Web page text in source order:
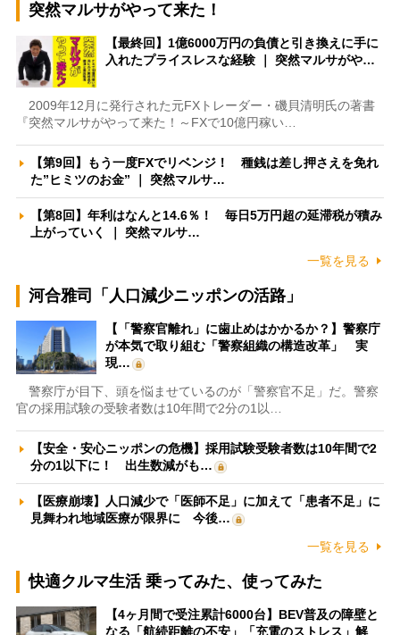
突然マルサがやって来た！
【最終回】1億6000万円の負債と引き換えに手に
入れたプライスレスな経験 ｜ 突然マルサがや…
2009年12月に発行された元FXトレーダー・磯貝清明氏の著書
『突然マルサがやって来た！～FXで10億円稼い…
【第9回】もう一度FXでリベンジ！ 種銭は差し押さえを免れ
た”ヒミツのお金” ｜ 突然マルサ…
【第8回】年利はなんと14.6％！ 毎日5万円超の延滞税が積み
上がっていく ｜ 突然マルサ…
一覧を見る
河合雅司「人口減少ニッポンの活路」
【「警察官離れ」に歯止めはかかるか？】警察庁
が本気で取り組む「警察組織の構造改革」 実
現…
警察庁が目下、頭を悩ませているのが「警察官不足」だ。警察
官の採用試験の受験者数は10年間で2分の1以…
【安全・安心ニッポンの危機】採用試験受験者数は10年間で2
分の1以下に！ 出生数減がも…
【医療崩壊】人口減少で「医師不足」に加えて「患者不足」に
見舞われ地域医療が限界に 今後…
一覧を見る
快適クルマ生活 乗ってみた、使ってみた
【4ヶ月間で受注累計6000台】BEV普及の障壁と
なる「航続距離の不安」「充電のストレス」解